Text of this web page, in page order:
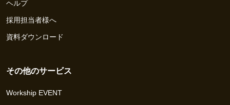
ヘルプ
採用担当者様へ
資料ダウンロード
その他のサービス
Workship EVENT